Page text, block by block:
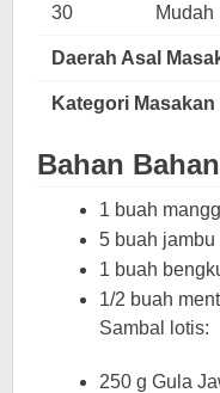
30 Mudah
Daerah Asal
Kategori Masakan
Bahan Bahan
1 buah
5 buah
1 buah
1/2 buah
Sambal lotis:
250 g Gula